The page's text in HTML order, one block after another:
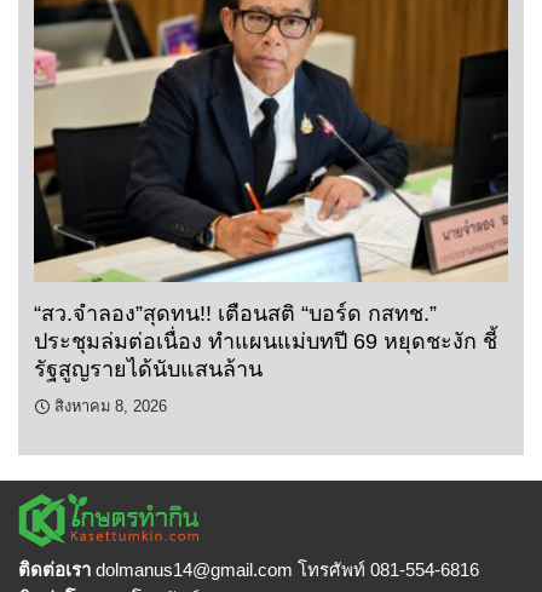
“สว.จำลอง”สุดทน!! เตือนสติ “บอร์ด กสทช.”
ประชุมล่มต่อเนื่อง ทำแผนแม่บทปี 69 หยุดชะงัก ชี้
รัฐสูญรายได้นับแสนล้าน
สิงหาคม 8, 2026
ติดต่อเรา dolmanus14@gmail.com โทรศัพท์ 081-554-6816